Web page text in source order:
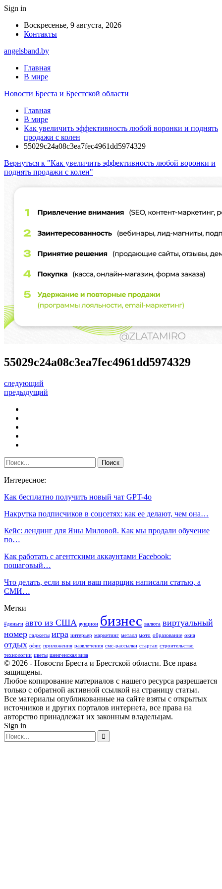
Sign in
Воскресенье, 9 августа, 2026
Контакты
angelsband.by
Главная
В мире
Новости Бреста и Брестской области
Главная
В мире
Как увеличить эффективность любой воронки и поднять
продажи с колен
55029c24a08c3ea7fec4961dd5974329
Вернуться к "Как увеличить эффективность любой воронки и
поднять продажи с колен"
55029c24a08c3ea7fec4961dd5974329
следующий
предыдущий
Интересное:
Как бесплатно получить новый чат GPT-4o
Накрутка подписчиков в соцсетях: как ее делают, чем она…
Кейс: лендинг для Яны Миловой. Как мы продали обучение
по…
Как работать с агентскими аккаунтами Facebook:
пошаговый…
Что делать, если вы или ваш пиарщик написали статью, а
СМИ…
Метки
#деньги авто из США аукцион бизнес валюта виртуальный
номер гаджеты игра интерьер маркетинг металл мото образование окна
отдых офис приложения развлечения смс-рассылки стартап строительство
технологии цветы шенгенская виза
© 2026 - Новости Бреста и Брестской области. Все права
защищены.
Любое копирование материалов с нашего ресурса разрешается
только с обратной активной ссылкой на страницу статьи.
Все материалы опубликованные на сайте взяты с открытых
источников и других порталов интернета, все права на
авторство принадлежат их законным владельцам.
Sign in